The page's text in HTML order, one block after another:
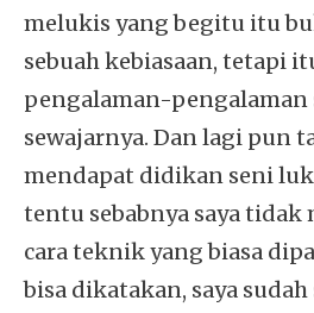
melukis yang begitu itu
sebuah kebiasaan, tetapi
pengalaman-pengalaman
sewajarnya. Dan lagi pun
mendapat didikan seni
tentu sebabnya saya tidak
cara teknik yang biasa
bisa dikatakan, saya